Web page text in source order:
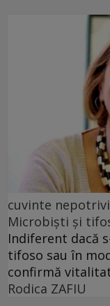
cuvinte
Microbiști și
Indiferent dacă
tifoso sau în
confirmă
Rodica ZAFIU